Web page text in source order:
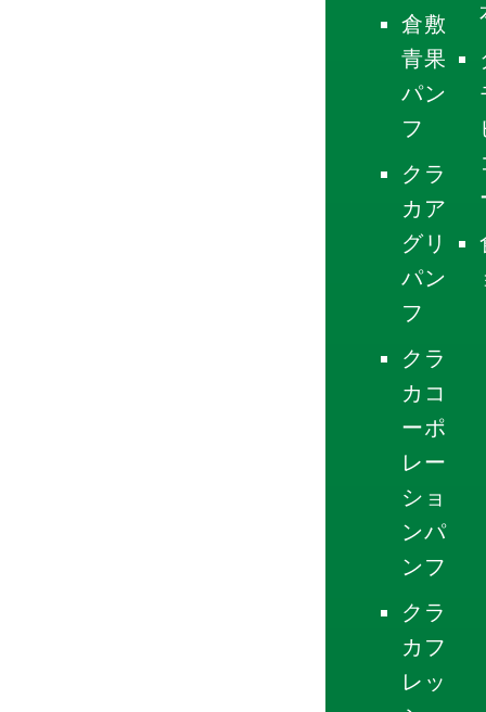
倉敷
青果
パン
フ
クラ
カア
グリ
パン
フ
クラ
カコ
ーポ
レー
ショ
ンパ
ンフ
クラ
カフ
レッ